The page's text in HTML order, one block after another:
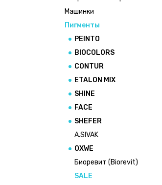
Машинки
Пигменты
PEINTO
BIOCOLORS
CONTUR
ETALON MIX
SHINE
FACE
SHEFER
A.SIVAK
OXWE
Биоревит (Biorevit)
SALE